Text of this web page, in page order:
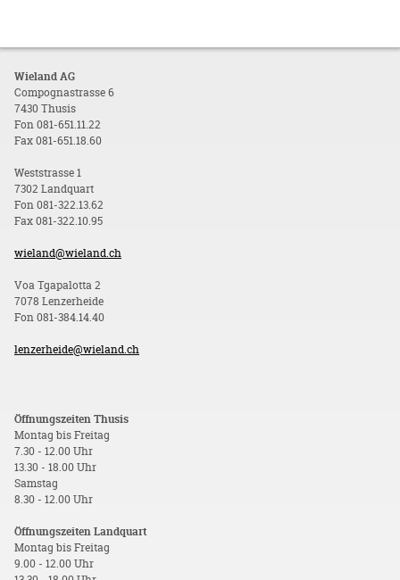
Wieland AG
Compognastrasse 6
7430 Thusis
Fon 081-651.11.22
Fax 081-651.18.60
Weststrasse 1
7302 Landquart
Fon 081-322.13.62
Fax 081-322.10.95
wieland@wieland.ch
Voa Tgapalotta 2
7078 Lenzerheide
Fon 081-384.14.40
lenzerheide@wieland.ch
Öffnungszeiten Thusis
Montag bis Freitag
7.30 - 12.00 Uhr
13.30 - 18.00 Uhr
Samstag
8.30 - 12.00 Uhr
Öffnungszeiten Landquart
Montag bis Freitag
9.00 - 12.00 Uhr